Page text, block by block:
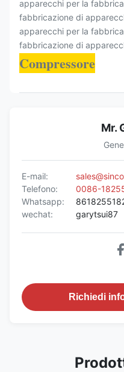
Compressore
Mr.
E-mail:
Telefono:
0086-
Whatsapp:
wechat:
garytsui87
Richiedi